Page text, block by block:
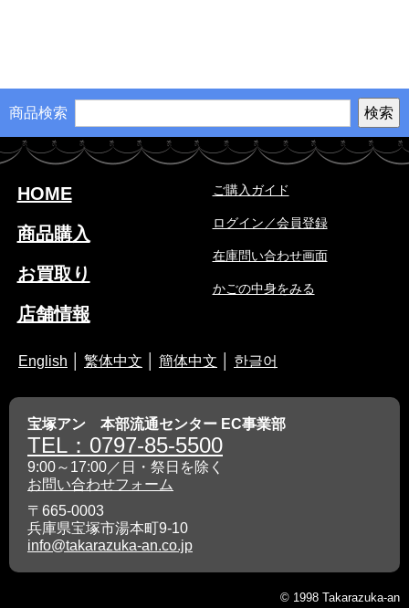
商品検索
HOME
商品購入
お買取り
店舗情報
ご購入ガイド
ログイン／会員登録
在庫問い合わせ画面
かごの中身をみる
English 繁体中文 簡体中文 한글어
宝塚アン 本部流通センター EC事業部
TEL：0797-85-5500
9:00～17:00／日・祭日を除く
お問い合わせフォーム
〒665-0003
兵庫県宝塚市湯本町9-10
info@takarazuka-an.co.jp
© 1998 Takarazuka-an